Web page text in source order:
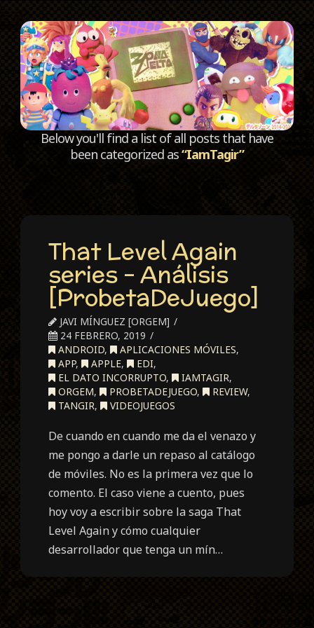
Below you'll find a list of all posts that have
been categorized as“IamTagir”
That Level Again
series – Análisis
[ProbetaDeJuego]
JAVI MÍNGUEZ [ORGEM]
24 FEBRERO, 2019
ANDROID, APLICACIONES MÓVILES,
APP, APPLE, EDI,
EL DATO INCORRUPTO, IAMTAGIR,
ORGEM, PROBETADEJUEGO, REVIEW,
TANGIR, VIDEOJUEGOS
De cuando en cuando me da el venazo y
me pongo a darle un repaso al catálogo
de móviles. No es la primera vez que lo
comento. El caso viene a cuento, pues
hoy voy a escribir sobre la saga That
Level Again y cómo cualquier
desarrollador que tenga un mín…